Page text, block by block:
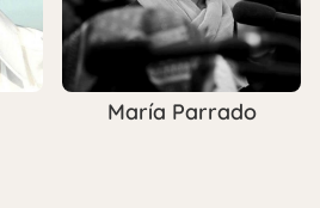
María Parrado